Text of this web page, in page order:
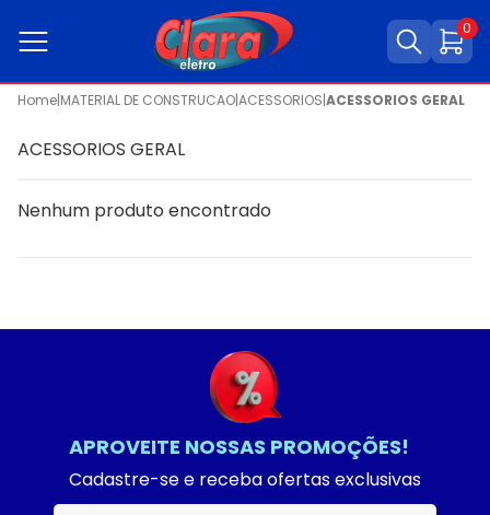
0
Home|MATERIAL DE CONSTRUCAO|ACESSORIOS|ACESSORIOS GERAL
ACESSORIOS GERAL
Nenhum produto encontrado
APROVEITE NOSSAS PROMOÇÕES!
Cadastre-se e receba ofertas exclusivas